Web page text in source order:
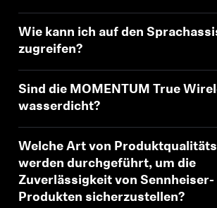
Wie kann ich auf den
zugreifen?
Sind die MOMENTUM True
wasserdicht?
Welche Art von
werden durchgeführt, um die
Zuverlässigkeit von Sennheiser-
Produkten sicherzustellen?